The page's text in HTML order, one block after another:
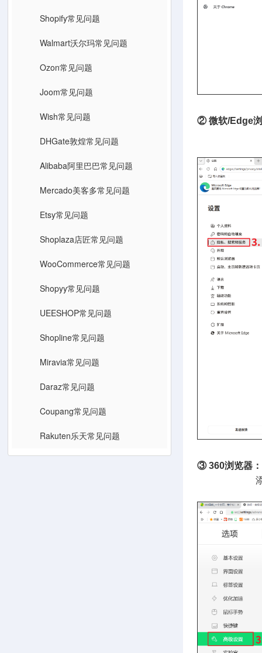
Shopify常见问题
Walmart沃尔玛常见问题
Ozon常见问题
Joom常见问题
Wish常见问题
DHGate敦煌常见问题
Alibaba阿里巴巴常见问题
Mercado美客多常见问题
Etsy常见问题
Shoplaza店匠常见问题
WooCommerce常见问题
Shopyy常见问题
UEESHOP常见问题
Shopline常见问题
Miravia常见问题
Daraz常见问题
Coupang常见问题
Rakuten乐天常见问题
② 微软/Edge
③ 360浏览器：
添加